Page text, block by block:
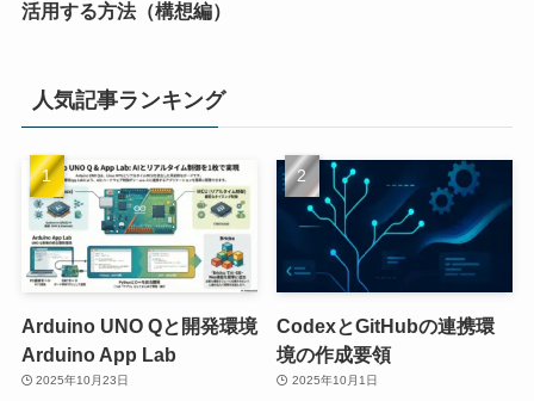
活用する方法（構想編）
人気記事ランキング
Arduino UNO Qと開発環境
Arduino App Lab
2025年10月23日
CodexとGitHubの連携環
境の作成要領
2025年10月1日